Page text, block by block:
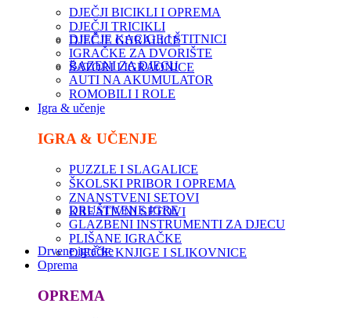
DJEČJI BICIKLI I OPREMA
DJEČJI TRICIKLI
DJEČJE GURALICE
DJEČJE KACIGE I ŠTITNICI
IGRAČKE ZA DVORIŠTE
ŠATORI I IGRAONICE
BAZENI ZA DJECU
AUTI NA AKUMULATOR
ROMOBILI I ROLE
Igra & učenje
IGRA & UČENJE
PUZZLE I SLAGALICE
ŠKOLSKI PRIBOR I OPREMA
ZNANSTVENI SETOVI
KREATIVNI SETOVI
DRUŠTVENE IGRE
GLAZBENI INSTRUMENTI ZA DJECU
PLIŠANE IGRAČKE
DJEČJE KNJIGE I SLIKOVNICE
Drvene igračke
Oprema
OPREMA